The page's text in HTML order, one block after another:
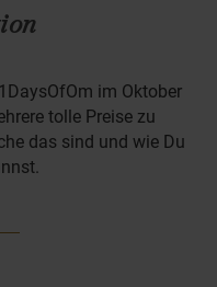
im Oktober
tolle Preise zu
das sind und wie Du